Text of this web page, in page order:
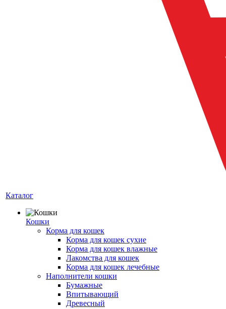
Каталог
Кошки
Корма для кошек
Корма для кошек сухие
Корма для кошек влажные
Лакомства для кошек
Корма для кошек лечебные
Наполнители кошки
Бумажные
Впитывающий
Древесный